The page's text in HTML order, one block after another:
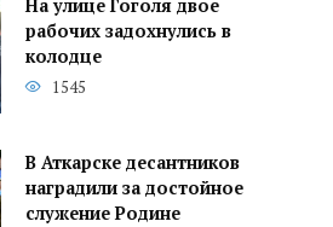
На улице Гоголя двое
рабочих задохнулись в
колодце
1545
В Аткарске десантников
наградили за достойное
служение Родине